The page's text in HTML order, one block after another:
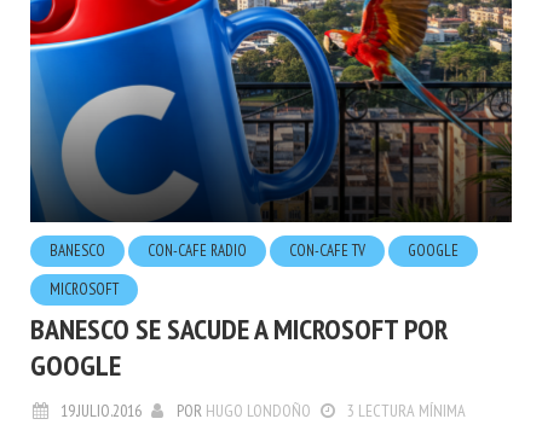
BANESCO CON-CAFE RADIO CON-CAFE TV
GOOGLE
MICROSOFT
BANESCO SE SACUDE A MICROSOFT POR
GOOGLE
19.JULIO.2016 POR HUGO LONDOÑO 3 LECTURA MÍNIMA